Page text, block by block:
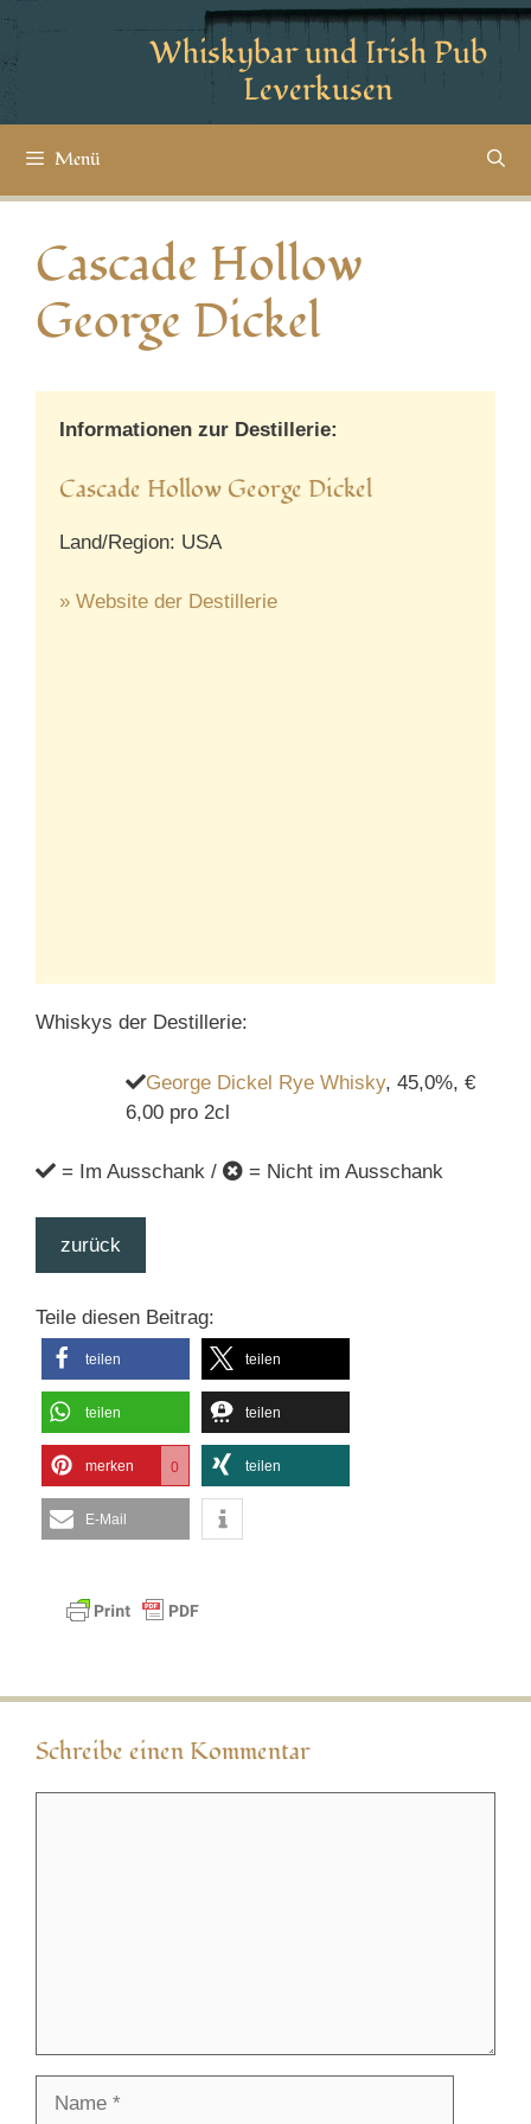
Whiskybar und Irish Pub
Leverkusen
Menü
Cascade Hollow
George Dickel
Informationen zur Destillerie:
Cascade Hollow George Dickel
Land/Region: USA
» Website der Destillerie
Whiskys der Destillerie:
George Dickel Rye Whisky, 45,0%, €
6,00 pro 2cl
= Im Ausschank / = Nicht im Ausschank
zurück
Teile diesen Beitrag:
teilen teilen
teilen teilen
merken 0 teilen
E-Mail
Schreibe einen Kommentar